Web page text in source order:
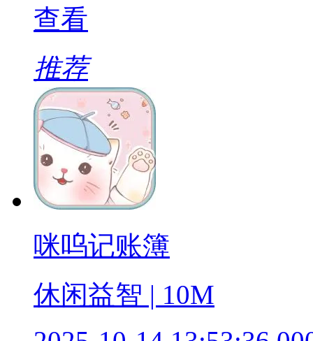
查看
推荐
咪呜记账簿
休闲益智 | 10M